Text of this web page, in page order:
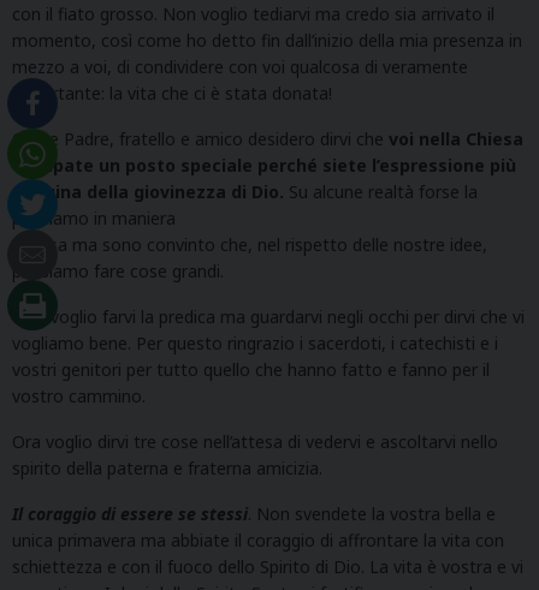
con il fiato grosso. Non voglio tediarvi ma credo sia arrivato il
momento, così come ho detto fin dall’inizio della mia presenza in
mezzo a voi, di condividere con voi qualcosa di veramente
importante: la vita che ci è stata donata!
Come Padre, fratello e amico desidero dirvi che voi nella Chiesa
occupate un posto speciale perché siete l’espressione più
genuina della giovinezza di Dio. Su alcune realtà forse la
pensiamo in maniera
diversa ma sono convinto che, nel rispetto delle nostre idee,
possiamo fare cose grandi.
Non voglio farvi la predica ma guardarvi negli occhi per dirvi che vi
vogliamo bene. Per questo ringrazio i sacerdoti, i catechisti e i
vostri genitori per tutto quello che hanno fatto e fanno per il
vostro cammino.
Ora voglio dirvi tre cose nell’attesa di vedervi e ascoltarvi nello
spirito della paterna e fraterna amicizia.
Il coraggio di essere se stessi. Non svendete la vostra bella e
unica primavera ma abbiate il coraggio di affrontare la vita con
schiettezza e con il fuoco dello Spirito di Dio. La vita è vostra e vi